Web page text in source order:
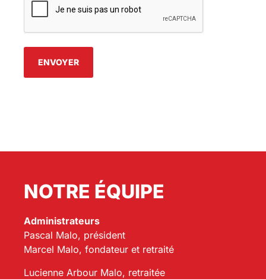
NOTRE ÉQUIPE
Administrateurs
Pascal Malo, président
Marcel Malo, fondateur et retraité
Lucienne Arbour Malo, retraitée